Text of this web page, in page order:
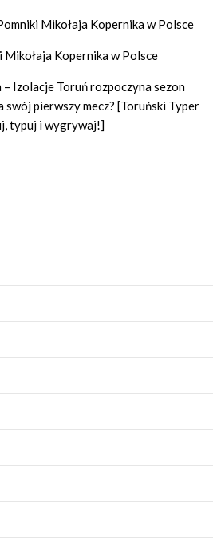
Mikołaja Kopernika w Polsce
Mikołaja Kopernika w Polsce
– Izolacje Toruń rozpoczyna sezon
swój pierwszy mecz? [Toruński Typer
typuj i wygrywaj!]